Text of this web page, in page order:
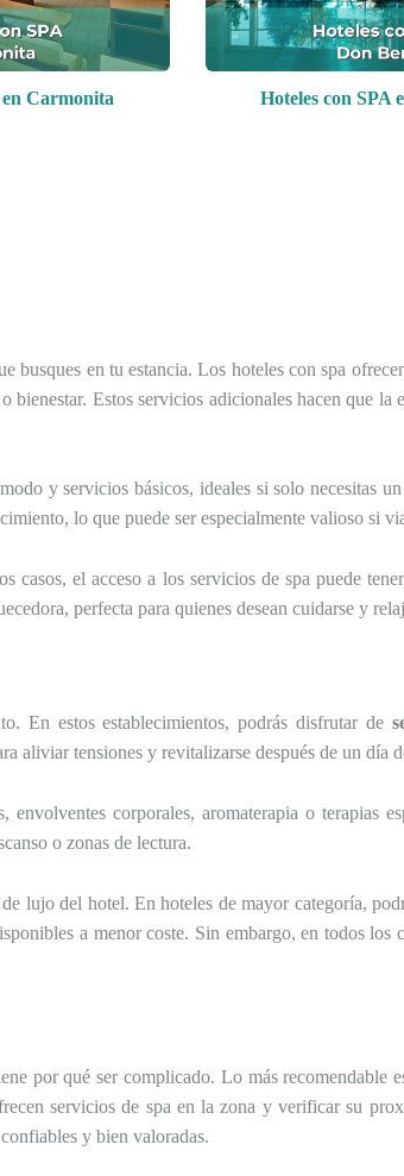
en Carmonita Hoteles con SPA
busques en tu estancia. Los hoteles con spa
Estos servicios adicionales hacen que
y servicios básicos, ideales si solo
lo que puede ser especialmente valioso si
el acceso a los servicios de spa puede
perfecta para quienes desean cuidarse y
En estos establecimientos, podrás disfrutar de
aliviar tensiones y revitalizarse después de un día
envolventes corporales, aromaterapia o terapias
o zonas de lectura.
lujo del hotel. En hoteles de mayor categoría,
a menor coste. Sin embargo, en todos
por qué ser complicado. Lo más recomendable
servicios de spa en la zona y verificar su
y bien valoradas.